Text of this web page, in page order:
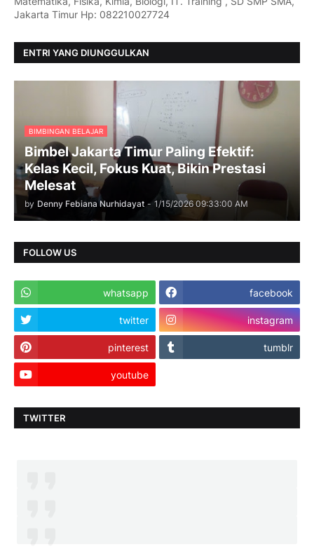
Jakarta Timur Hp: 082210027724
ENTRI YANG DIUNGGULKAN
BIMBINGAN BELAJAR
Bimbel Jakarta Timur Paling Efektif:
Kelas Kecil, Fokus Kuat, Bikin Prestasi
Melesat
by Denny Febiana Nurhidayat - 1/15/2026 09:33:00 AM
FOLLOW US
whatsapp facebook
twitter instagram
pinterest tumblr
youtube
TWITTER